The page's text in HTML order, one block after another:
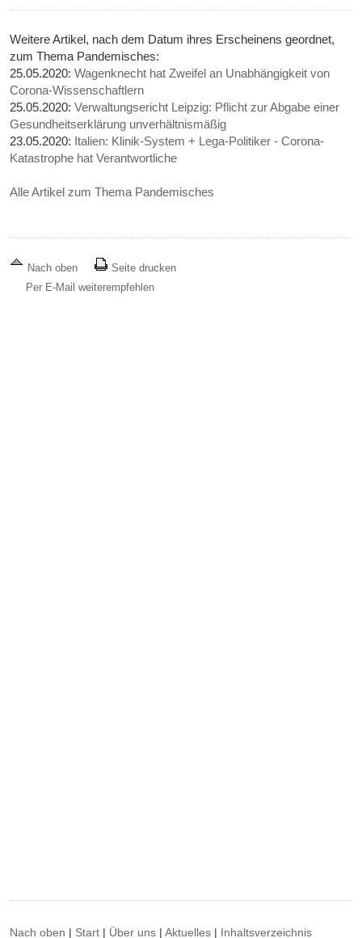
Weitere Artikel, nach dem Datum ihres Erscheinens geordnet,
zum Thema Pandemisches:
25.05.2020:Wagenknecht hat Zweifel an Unabhängigkeit von
Corona-Wissenschaftlern
25.05.2020:Verwaltungsericht Leipzig: Pflicht zur Abgabe einer
Gesundheitserklärung unverhältnismäßig
23.05.2020: Italien: Klinik-System + Lega-Politiker - Corona-
Katastrophe hat Verantwortliche
Alle Artikel zum Thema Pandemisches
Nach oben
Seite drucken
Per E-Mail weiterempfehlen
Nach oben | Start | Über uns |Aktuelles | Inhaltsverzeichnis